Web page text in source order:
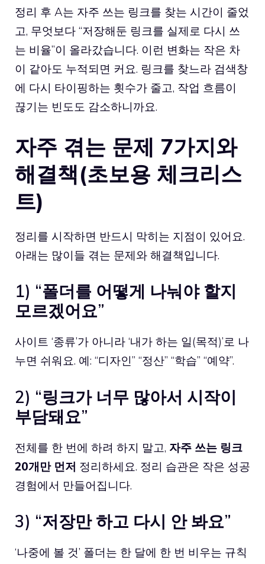
정리 후 A는 자주 쓰는 링크를 찾는 시간이 줄었
고, 무엇보다 “저장해둔 링크를 실제로 다시 쓰
는 비율”이 올라갔습니다. 이런 변화는 작은 차
이 같아도 누적되면 커요. 링크를 찾느라 검색창
에 다시 타이핑하는 횟수가 줄고, 작업 흐름이
끊기는 빈도도 감소하니까요.
자주 겪는 문제 7가지와
해결책(초보용 체크리스
트)
정리를 시작하면 반드시 막히는 지점이 있어요.
아래는 많이들 겪는 문제와 해결책입니다.
1) “폴더를 어떻게 나눠야 할지
모르겠어요”
사이트 ‘종류’가 아니라 ‘내가 하는 일(목적)’로 나
누면 쉬워요. 예: “디자인” “정산” “학습” “예약”.
2) “링크가 너무 많아서 시작이
부담돼요”
전체를 한 번에 하려 하지 말고, 자주 쓰는 링크
20개만 먼저 정리하세요. 정리 습관은 작은 성공
경험에서 만들어집니다.
3) “저장만 하고 다시 안 봐요”
‘나중에 볼 것’ 폴더는 한 달에 한 번 비우는 규칙